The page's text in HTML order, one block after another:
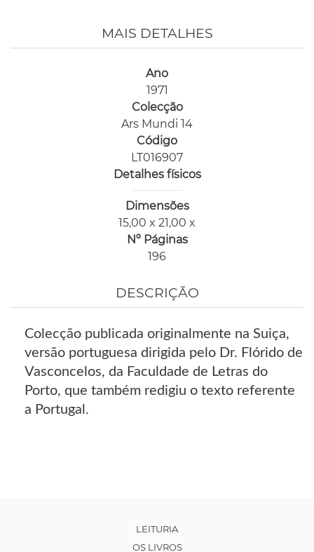
MAIS DETALHES
Ano
1971
Colecção
Ars Mundi 14
Código
LT016907
Detalhes físicos
Dimensões
15,00 x 21,00 x
Nº Páginas
196
DESCRIÇÃO
Colecção publicada originalmente na Suiça,
versão portuguesa dirigida pelo Dr. Flórido de
Vasconcelos, da Faculdade de Letras do
Porto, que também redigiu o texto referente
a Portugal.
LEITURIA
OS LIVROS